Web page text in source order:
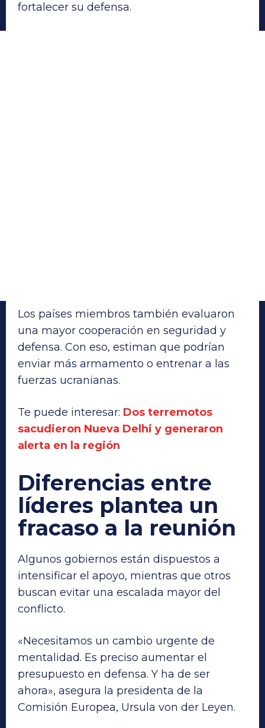
fortalecer su defensa.
Los países miembros también evaluaron
una mayor cooperación en seguridad y
defensa. Con eso, estiman que podrían
enviar más armamento o entrenar a las
fuerzas ucranianas.
Te puede interesar: Dos terremotos
sacudieron Nueva Delhi y generaron
alerta en la región
Diferencias entre
líderes plantea un
fracaso a la reunión
Algunos gobiernos están dispuestos a
intensificar el apoyo, mientras que otros
buscan evitar una escalada mayor del
conflicto.
«Necesitamos un cambio urgente de
mentalidad. Es preciso aumentar el
presupuesto en defensa. Y ha de ser
ahora», asegura la presidenta de la
Comisión Europea, Ursula von der Leyen.